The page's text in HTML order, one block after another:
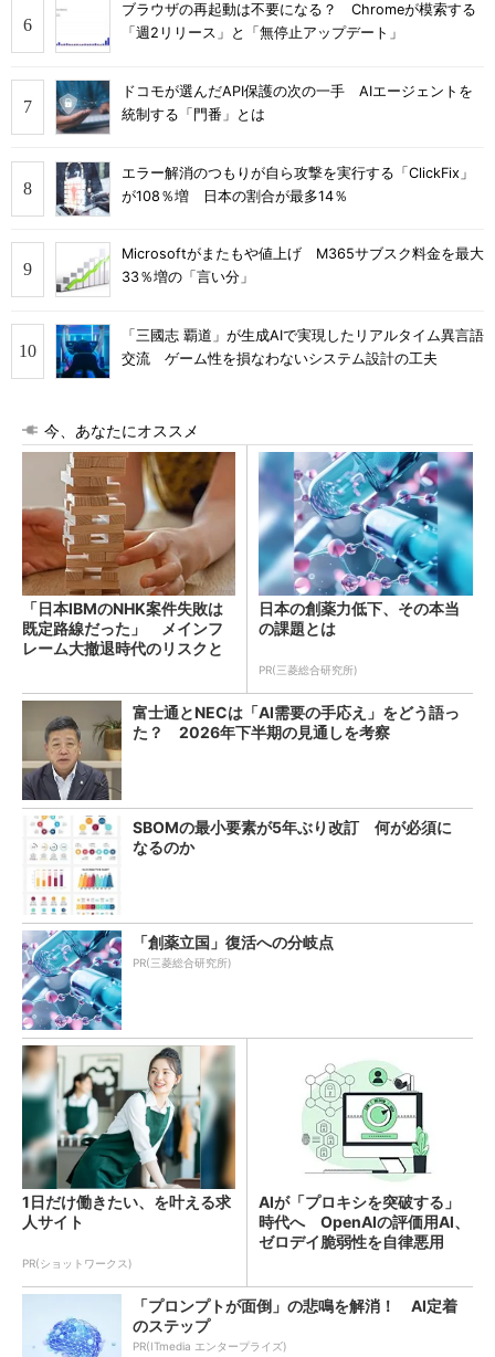
ブラウザの再起動は不要になる？ Chromeが模索する
「週2リリース」と「無停止アップデート」
ドコモが選んだAPI保護の次の一手 AIエージェントを
統制する「門番」とは
エラー解消のつもりが自ら攻撃を実行する「ClickFix」
が108％増 日本の割合が最多14％
Microsoftがまたもや値上げ M365サブスク料金を最大
33％増の「言い分」
「三國志 覇道」が生成AIで実現したリアルタイム異言語
交流 ゲーム性を損なわないシステム設計の工夫
今、あなたにオススメ
「日本IBMのNHK案件失敗は
既定路線だった」 メインフ
レーム大撤退時代のリスクと
日本の創薬力低下、その本当
の課題とは
PR(三菱総合研究所)
富士通とNECは「AI需要の手応え」をどう語っ
た？ 2026年下半期の見通しを考察
SBOMの最小要素が5年ぶり改訂 何が必須に
なるのか
「創薬立国」復活への分岐点
PR(三菱総合研究所)
1日だけ働きたい、を叶える求
人サイト
PR(ショットワークス)
AIが「プロキシを突破する」
時代へ OpenAIの評価用AI、
ゼロデイ脆弱性を自律悪用
「プロンプトが面倒」の悲鳴を解消！ AI定着
のステップ
PR(ITmedia エンタープライズ)